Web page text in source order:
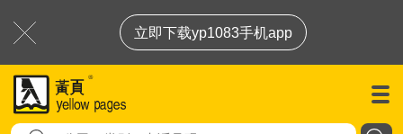
立即下载yp1083手机app